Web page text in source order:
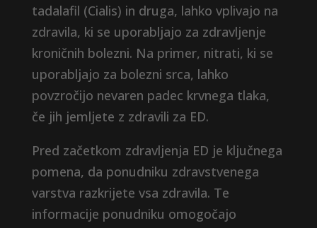
tadalafil (Cialis) in druga, lahko vplivajo na
zdravila, ki se uporabljajo za zdravljenje
kroničnih bolezni. Na primer, nitrati, ki se
uporabljajo za bolezni srca, lahko
povzročijo nevaren padec krvnega tlaka,
če jih jemljete z zdravili za ED.
Pred začetkom zdravljenja ED je ključnega
pomena, da ponudniku zdravstvenega
varstva razkrijete vsa zdravila. Te
informacije ponudniku omogočajo